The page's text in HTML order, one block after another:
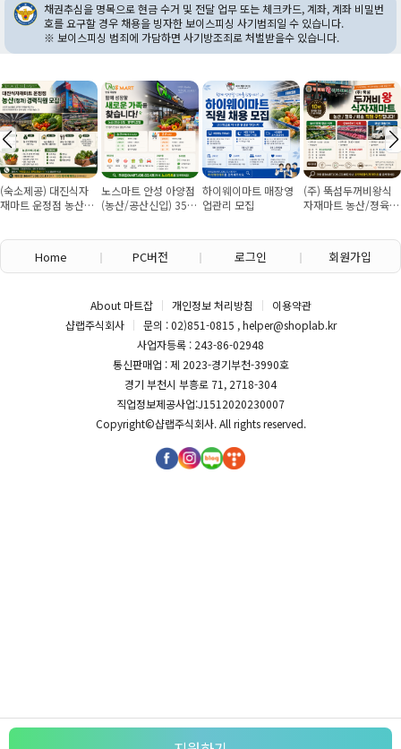
채권추심을 명목으로 현금 수거 및 전달 업무 또는 체크카드, 계좌, 계좌 비밀번
호를 요구할 경우 채용을 빙자한 보이스피싱 사기범죄일 수 있습니다.
※ 보이스피싱 범죄에 가담하면 사기방조죄로 처벌받을수 있습니다.
자
경
노스마트 안성 아양점
(농산/공산신입) 355
하이웨이마트 매장영
업관리 모집
(주) 뚝섬두꺼비왕식
자재마트 농산/졍육/
용인신갈 포시
청과과장구합
Home PC버전 로그인 회원가입
About 마트잡 개인정보 처리방침
이용약관
샵랩주식회사
문의 : 02)851-0815 , helper@shoplab.kr
사업자등록 : 243-86-02948
통신판매업 : 제 2023-경기부천-3990호
경기 부천시 부흥로 71, 2718-304
직업정보제공사업:J1512020230007
Copyright©샵랩주식회사. All rights reserved.